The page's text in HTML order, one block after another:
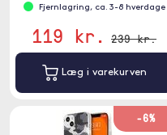
Fjernlagring, ca. 3-8 hverdage
119 kr. 239 kr.
Læg i varekurven
-6%